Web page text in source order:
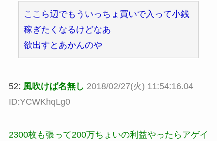
ここら辺でもういっちょ買いで入って小銭
稼ぎたくなるけどなあ
欲出すとあかんのや
52: 風吹けば名無し 2018/02/27(火) 11:54:16.04
ID:YCWKhqLg0
2300枚も張って200万ちょいの利益やったらアゲイ